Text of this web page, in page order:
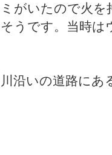
ミがいたので火を
そうです。当時は
川沿いの道路にあ